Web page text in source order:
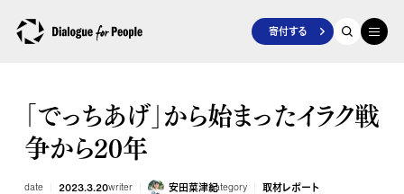
寄付する
「でっちあげ」から始まったイラク戦
争から20年
date 2023.3.20writer 安田菜津紀category 取材レポート